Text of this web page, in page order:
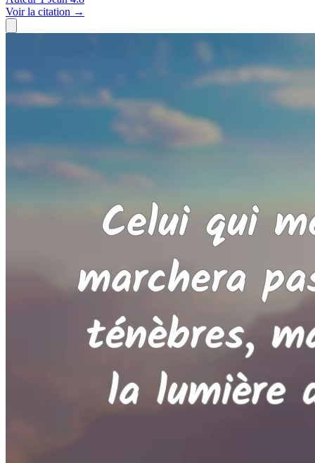
Voirla citation →